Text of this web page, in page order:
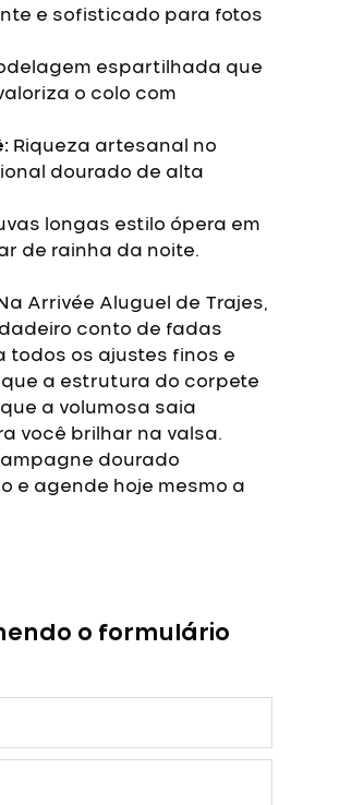
e sofisticado para fotos
espartilhada que
o colo com
Riqueza artesanal no
dourado de alta
longas estilo ópera em
de rainha da noite.
Na Arrivée Aluguel de Trajes,
conto de fadas
todos os ajustes finos e
a estrutura do corpete
a volumosa saia
você brilhar na valsa.
dourado
e agende hoje mesmo a
o formulário